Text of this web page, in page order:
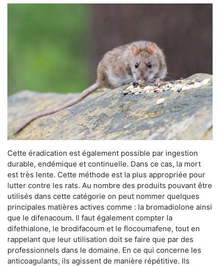
Cette éradication est également possible par ingestion
durable, endémique et continuelle. Dans ce cas, la mort
est très lente. Cette méthode est la plus appropriée pour
lutter contre les rats. Au nombre des produits pouvant être
utilisés dans cette catégorie on peut nommer quelques
principales matières actives comme : la bromadiolone ainsi
que le difenacoum. Il faut également compter la
difethialone, le brodifacoum et le flocoumafene, tout en
rappelant que leur utilisation doit se faire que par des
professionnels dans le domaine. En ce qui concerne les
anticoagulants, ils agissent de manière répétitive. Ils